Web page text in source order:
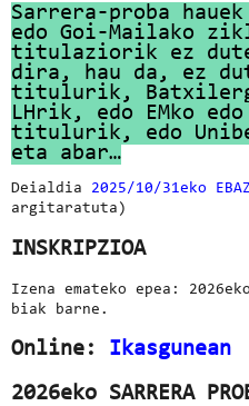
Sarrera-proba
edo Goi-Mailako
titulaziorik ez
dira, hau da, ez
titulurik,
LHrik, edo EMko edo
titulurik, edo
eta abar…
Deialdia 2025/10/31eko
argitaratuta)
INSKRIPZIOA
Izena emateko epea:
biak barne.
Online: Ikasgunean
2026eko SARRERA